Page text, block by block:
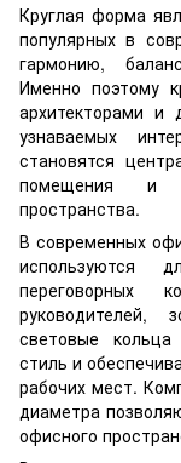
Круглая форма
популярных в
гармонию,
Именно поэтому
архитекторами и
узнаваемых
становятся
помещения и
пространства.
В современных
используются
переговорных
световые
стиль и
рабочих мест.
диаметра
офисного